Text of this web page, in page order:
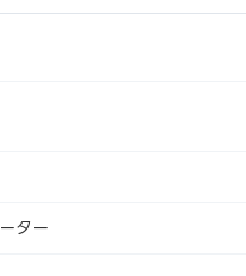
ター